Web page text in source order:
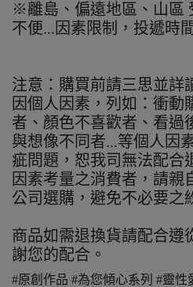
※離島、偏遠地區、山區
不便...因素限制，投遞時
注意：購買前請三思並詳
因個人因素，列如：衝動
者、顏色不喜歡者、看過
與想像不同者...等個人因
疵問題，恕我司無法配合
因素考量之消費者，請親
公司選購，避免不必要之
商品如需退換貨請配合遵
謝您的配合。
#原創作品 #為您傾心系列 #靈性